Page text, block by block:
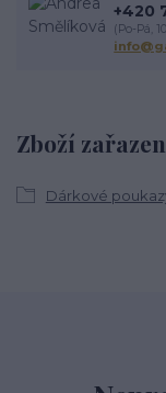
Zboží
Dárkové
+420
(Po-Pá,